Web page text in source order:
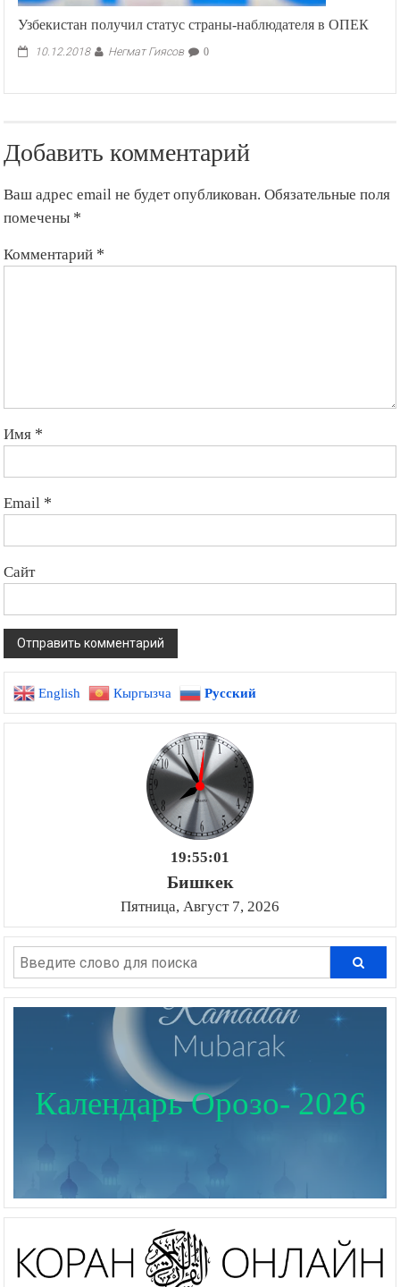
Узбекистан получил статус страны-наблюдателя в ОПЕК
10.12.2018 Негмат Гиясов 0
Добавить комментарий
Ваш адрес email не будет опубликован. Обязательные поля
помечены *
Комментарий *
Имя *
Email *
Сайт
English Кыргызча Русский
19:55:02
Бишкек
Пятница, Август 7, 2026
Календарь Орозо- 2026